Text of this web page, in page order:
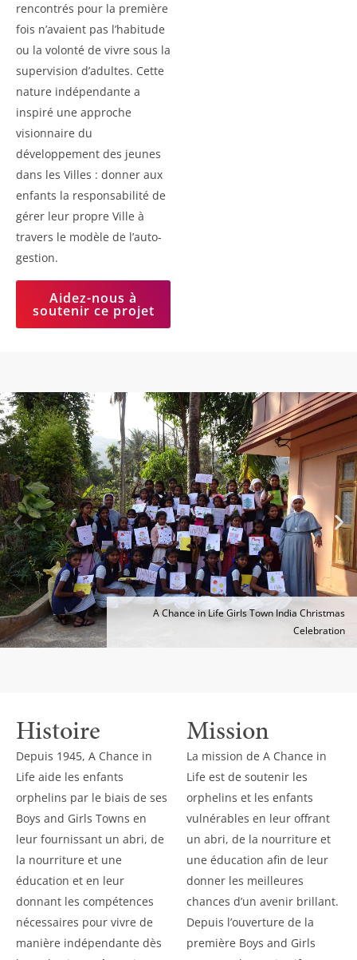
rencontrés pour la première
fois n’avaient pas l’habitude
ou la volonté de vivre sous la
supervision d’adultes. Cette
nature indépendante a
inspiré une approche
visionnaire du
développement des jeunes
dans les Villes : donner aux
enfants la responsabilité de
gérer leur propre Ville à
travers le modèle de l’auto-
gestion.
Aidez-nous à
soutenir ce projet
A Chance in Life Girls Town India Christmas
Celebration
Histoire
Depuis 1945, A Chance in
Life aide les enfants
orphelins par le biais de ses
Boys and Girls Towns en
leur fournissant un abri, de
la nourriture et une
éducation et en leur
donnant les compétences
nécessaires pour vivre de
manière indépendante dès
Mission
La mission de A Chance in
Life est de soutenir les
orphelins et les enfants
vulnérables en leur offrant
un abri, de la nourriture et
une éducation afin de leur
donner les meilleures
chances d’un avenir brillant.
Depuis l’ouverture de la
première Boys and Girls